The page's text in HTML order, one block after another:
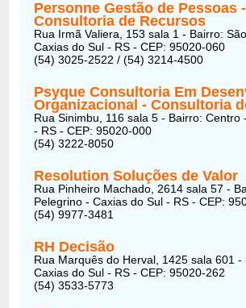
Personne Gestão de Pessoas -
Consultoria de Recursos
Rua Irmã Valiera, 153 sala 1 - Bairro:
Caxias do Sul - RS - CEP: 95020-060
(54) 3025-2522 / (54) 3214-4500
Psyque Consultoria Em
Organizacional - Consultoria
Rua Sinimbu, 116 sala 5 - Bairro: Centro
- RS - CEP: 95020-000
(54) 3222-8050
Resolution Soluções de Valor
Rua Pinheiro Machado, 2614 sala 57 -
Pelegrino - Caxias do Sul - RS - CEP:
(54) 9977-3481
RH Decisão
Rua Marquês do Herval, 1425 sala 601 -
Caxias do Sul - RS - CEP: 95020-262
(54) 3533-5773